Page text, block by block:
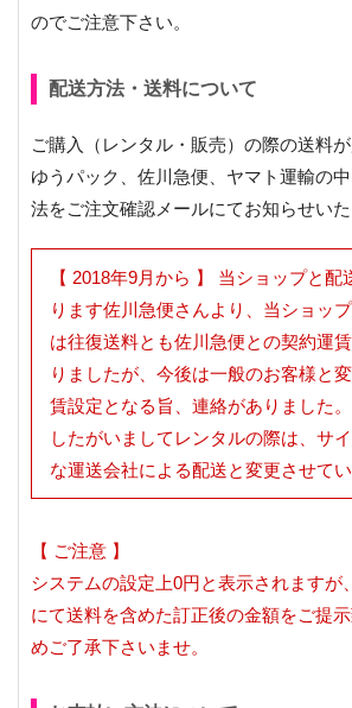
のでご注意下さい。
配送方法・送料について
ご購入（レンタル・販売）の際の送料が
ゆうパック、佐川急便、ヤマト運輸の
法をご注文確認メールにてお知らせいた
【 2018年9月から 】 当ショップと
ります佐川急便さんより、当ショッ
は往復送料とも佐川急便との契約運
りましたが、今後は一般のお客様と
賃設定となる旨、連絡がありました。
したがいましてレンタルの際は、サ
な運送会社による配送と変更させてい
【 ご注意 】
システムの設定上0円と表示されますが
にて送料を含めた訂正後の金額をご提
めご了承下さいませ。